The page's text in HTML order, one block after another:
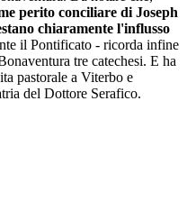
perito conciliare di Joseph
chiaramente l'influsso
il Pontificato - ricorda infine
tre catechesi. E ha
pastorale a Viterbo e
del Dottore Serafico.